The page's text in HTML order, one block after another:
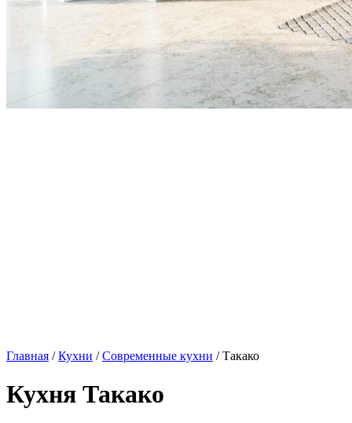
Главная /Кухни /Современные кухни / Такако
Кухня Такако